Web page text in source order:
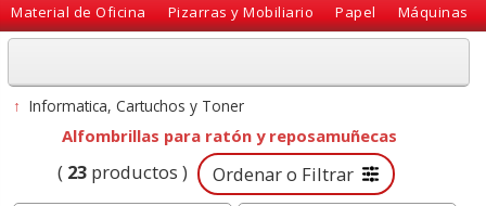
Material de Oficina Pizarras y Mobiliario Papel Máquinas
↑Informatica, Cartuchos y Toner
Alfombrillas para ratón y reposamuñecas
( 23 productos ) Ordenar o Filtrar